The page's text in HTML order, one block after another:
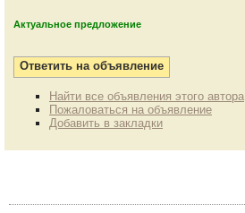
Актуальное предложение
Найти все объявления этого автора
Пожаловаться на объявление
Добавить в закладки